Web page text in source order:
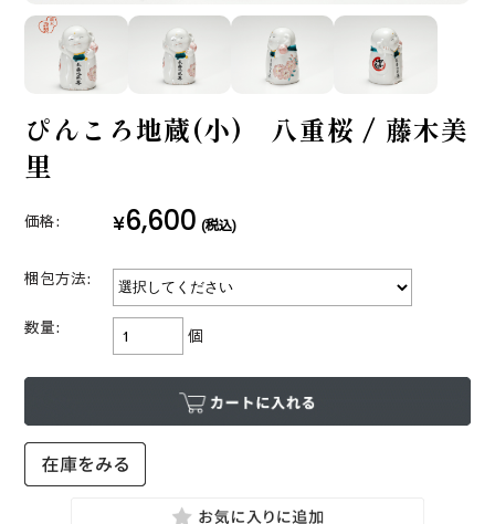
ぴんころ地蔵(小) 八重桜 / 藤木美
里
価格: ¥6,600 (税込)
梱包方法:
数量: 個